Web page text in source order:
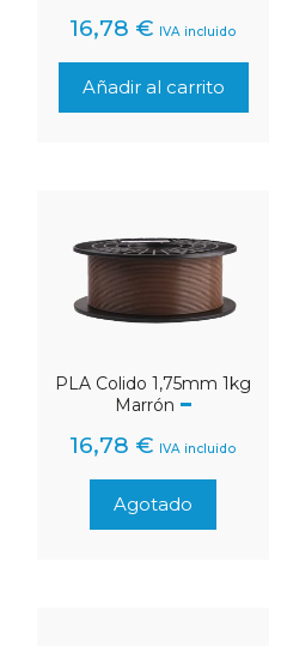
16,78 € IVA incluido
Añadir al carrito
PLA Colido 1,75mm 1kg
Marrón
16,78 € IVA incluido
Agotado